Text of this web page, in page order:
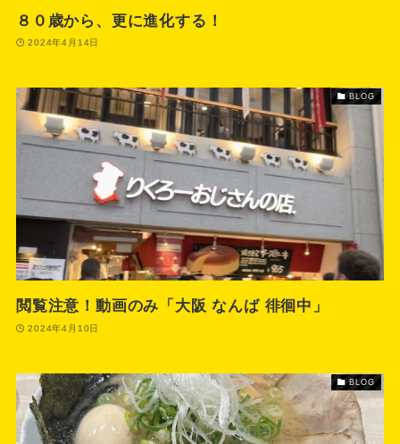
８０歳から、更に進化する！
2024年4月14日
BLOG
閲覧注意！動画のみ「大阪 なんば 徘徊中」
2024年4月10日
BLOG